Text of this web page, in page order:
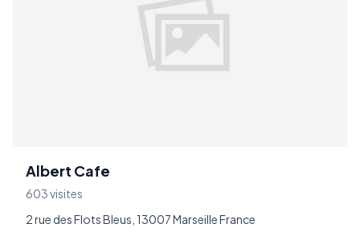
Albert Cafe
603 visites
2 rue des Flots Bleus, 13007 Marseille France